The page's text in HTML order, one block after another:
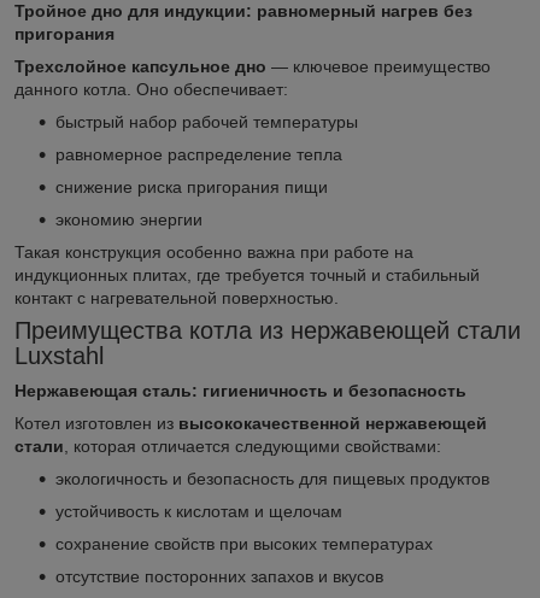
Тройное дно для индукции: равномерный нагрев без
пригорания
Трехслойное капсульное дно — ключевое преимущество
данного котла. Оно обеспечивает:
быстрый набор рабочей температуры
равномерное распределение тепла
снижение риска пригорания пищи
экономию энергии
Такая конструкция особенно важна при работе на
индукционных плитах, где требуется точный и стабильный
контакт с нагревательной поверхностью.
Преимущества котла из нержавеющей стали
Luxstahl
Нержавеющая сталь: гигиеничность и безопасность
Котел изготовлен из высококачественной нержавеющей
стали , которая отличается следующими свойствами:
экологичность и безопасность для пищевых продуктов
устойчивость к кислотам и щелочам
сохранение свойств при высоких температурах
отсутствие посторонних запахов и вкусов